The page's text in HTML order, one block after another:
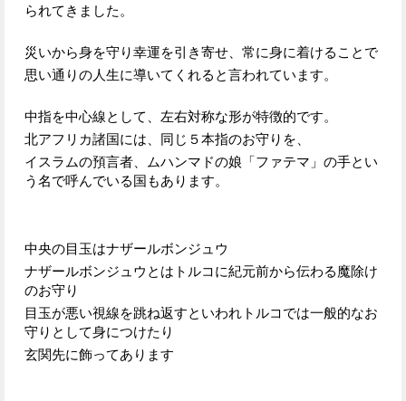
られてきました。
災いから身を守り幸運を引き寄せ、 常に身に着けることで
思い通りの人生に導いてくれると言われています。
中指を中心線として、 左右対称な形が特徴的です。
北アフリカ諸国には、同じ５本指のお守りを、
イスラムの預言者、ムハンマドの娘「ファテマ」の手とい
う名で呼んでいる国もあります。
中央の目玉はナザールボンジュウ
ナザールボンジュウとは トルコに紀元前から伝わる魔除け
のお守り
目玉が悪い視線を跳ね返すといわれ トルコでは一般的なお
守りとして身につけたり
玄関先に飾ってあります